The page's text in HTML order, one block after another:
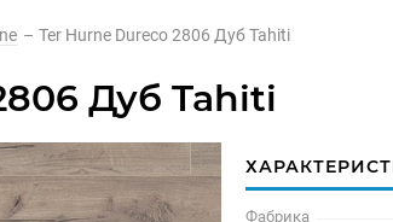
– Ter Hurne Dureco 2806 Дуб Tahiti
Дуб Tahiti
Фабрика